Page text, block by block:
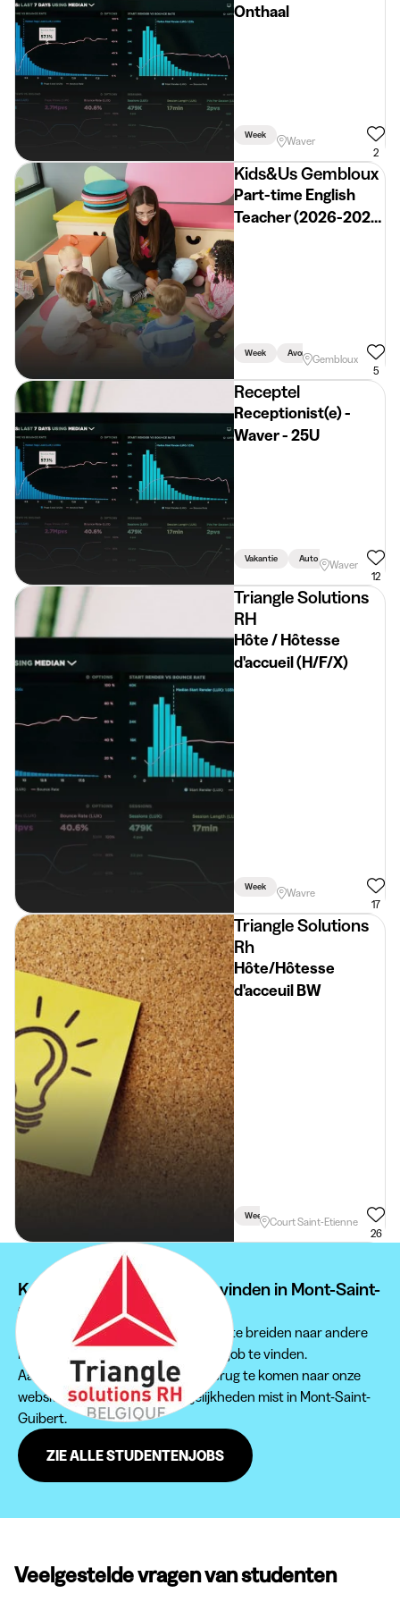
Onthaal
Week
Waver
2
Kids&Us Gembloux
Part-time English
Teacher (2026-2027)
at Kids&Us
Week Avond Weekend
Gembloux
5
Receptel
Receptionist(e) -
Waver - 25U
Vakantie Auto VereistWaver
12
Triangle Solutions
RH
Hôte / Hôtesse
d'accueil (H/F/X)
Week
Wavre
17
Triangle Solutions
Rh
Hôte/Hôtesse
d'acceuil BW
Week Weekend
Court Saint-Etienne
26
Kan je je studentenjob niet vinden in Mont-Saint-
Guibert?
Wij raden je aan om je zoektocht uit te breiden naar andere
regio's om een passende studentenjob te vinden.
Aarzel zeker niet om regelmatig terug te komen naar onze
website, zodat je geen jobmogelijkheden mist in Mont-Saint-
Guibert.
ZIE ALLE STUDENTENJOBS
Veelgestelde vragen van studenten